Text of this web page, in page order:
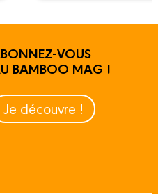
VOUS
BAMBOO MAG !
Je découvre !